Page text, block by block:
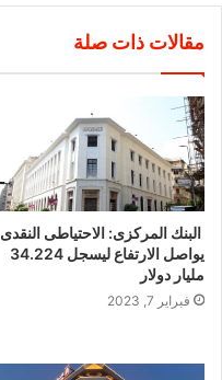
مقالات ذات صلة
البنك المركزى: الاحتياطى النقدى
يواصل الارتفاع ليسجل 34.224
مليار دولار
فبراير 7, 2023